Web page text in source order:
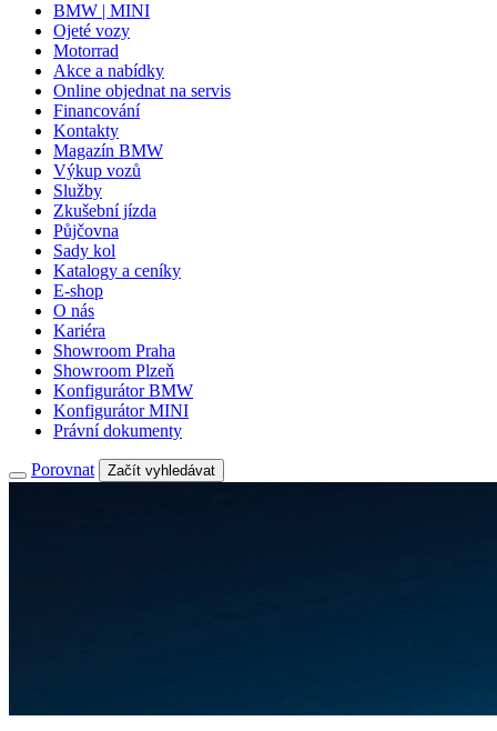
BMW | MINI
Ojeté vozy
Motorrad
Akce a nabídky
Online objednat na servis
Financování
Kontakty
Magazín BMW
Výkup vozů
Služby
Zkušební jízda
Půjčovna
Sady kol
Katalogy a ceníky
E-shop
O nás
Kariéra
Showroom Praha
Showroom Plzeň
Konfigurátor BMW
Konfigurátor MINI
Právní dokumenty
Porovnat Začít vyhledávat